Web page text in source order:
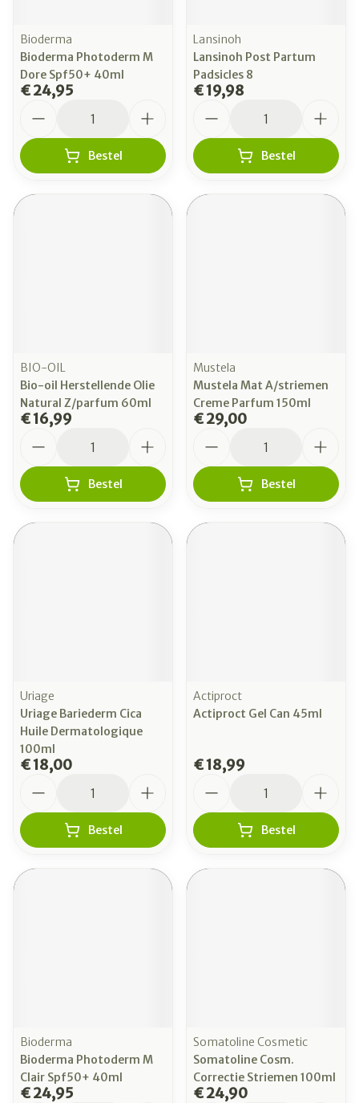
Bioderma
Bioderma Photoderm M
Dore Spf50+ 40ml
€ 24,95
Bestel
Lansinoh
Lansinoh Post Partum
Padsicles 8
€ 19,98
Bestel
BIO-OIL
Bio-oil Herstellende Olie
Natural Z/parfum 60ml
€ 16,99
Bestel
Mustela
Mustela Mat A/striemen
Creme Parfum 150ml
€ 29,00
Bestel
Uriage
Uriage Bariederm Cica
Huile Dermatologique
100ml
€ 18,00
Bestel
Actiproct
Actiproct Gel Can 45ml
€ 18,99
Bestel
Bioderma
Bioderma Photoderm M
Clair Spf50+ 40ml
€ 24,95
Somatoline Cosmetic
Somatoline Cosm.
Correctie Striemen 100ml
€ 24,90